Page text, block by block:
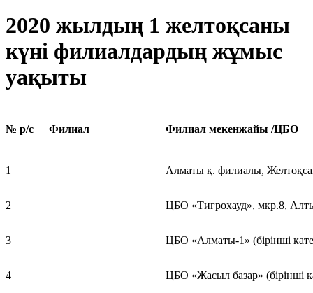
2020 жылдың 1 желтоқсаны
күні филиалдардың жұмыс
уақыты
№ р/с Филиал Филиал мекенжайы /ЦБО
1 Алматы қ. филиалы,
2 ЦБО «Тигрохауд», мкр.8,
3 ЦБО «Алматы-1» (бірінші
4 ЦБО «Жасыл базар» (бірінші